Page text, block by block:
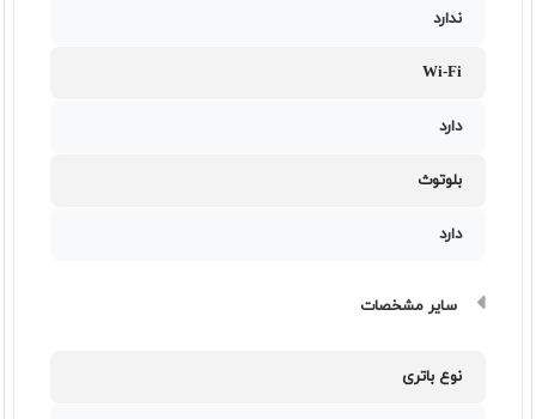
ندارد
Wi-Fi
دارد
بلوتوث
دارد
سایر مشخصات
نوع باتری